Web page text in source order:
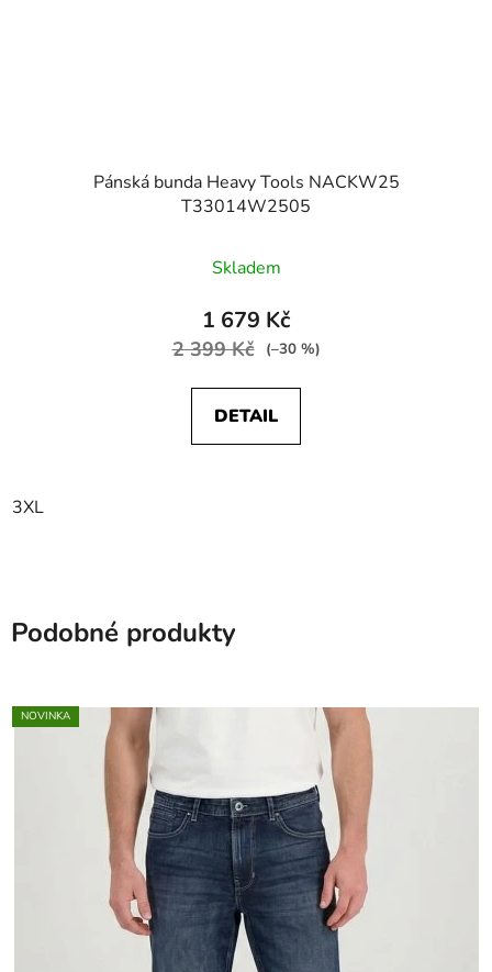
Pánská bunda Heavy Tools NACKW25
T33014W2505
Skladem
1 679 Kč
2 399 Kč (–30 %)
DETAIL
3XL
Podobné produkty
NOVINKA